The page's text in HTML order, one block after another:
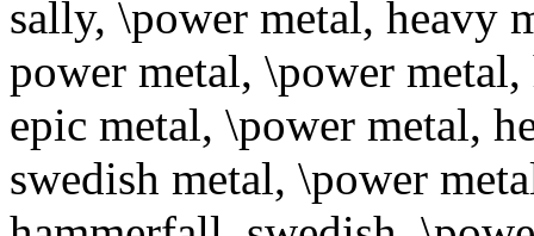
sally, \power metal, heavy
power metal, \power
epic metal, \power metal,
swedish metal, \power